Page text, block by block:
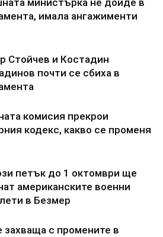
министърка не дойде в
имала ангажименти
Стойчев и Костадин
почти се сбиха в
комисия прекрои
кодекс, какво се променя
петък до 1 октомври ще
американските военни
в Безмер
захваща с промените в